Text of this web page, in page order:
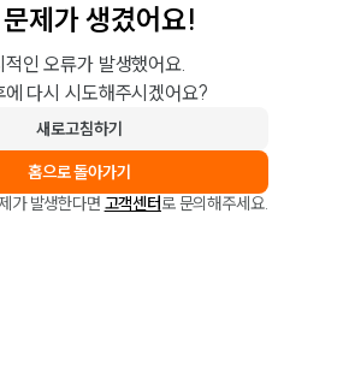
제가 생겼어요!
적인 오류가 발생했어요.
에 다시 시도해주시겠어요?
새로고침하기
홈으로 돌아가기
가 발생한다면 고객센터로 문의해주세요.